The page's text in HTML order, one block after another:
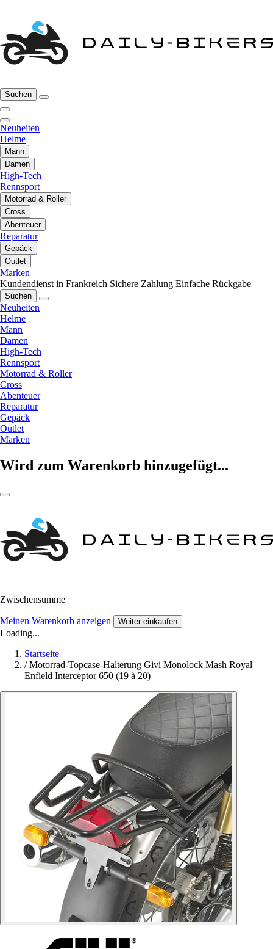
Suchen
Neuheiten
Helme
Mann
Damen
High-Tech
Rennsport
Motorrad & Roller
Cross
Abenteuer
Reparatur
Gepäck
Outlet
Marken
Kundendienst in Frankreich Sichere Zahlung Einfache Rückgabe
Suchen
Neuheiten
Helme
Mann
Damen
High-Tech
Rennsport
Motorrad & Roller
Cross
Abenteuer
Reparatur
Gepäck
Outlet
Marken
Wird zum Warenkorb hinzugefügt...
Zwischensumme
Meinen Warenkorb anzeigen Weiter einkaufen
Loading...
Startseite
/ Motorrad-Topcase-Halterung Givi Monolock Mash Royal
Enfield Interceptor 650 (19 à 20)